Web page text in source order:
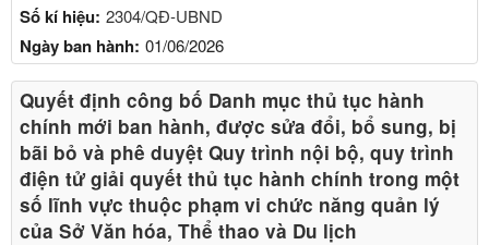
Số kí hiệu: 2304/QĐ-UBND
Ngày ban hành: 01/06/2026
Quyết định công bố Danh mục thủ tục hành
chính mới ban hành, được sửa đổi, bổ sung, bị
bãi bỏ và phê duyệt Quy trình nội bộ, quy trình
điện tử giải quyết thủ tục hành chính trong một
số lĩnh vực thuộc phạm vi chức năng quản lý
của Sở Văn hóa, Thể thao và Du lịch